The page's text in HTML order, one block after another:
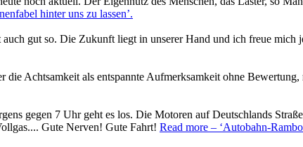
hinter uns zu lassen’.
gut so. Die Zukunft liegt in unserer Hand und ich freue mich
Achtsamkeit als entspannte Aufmerksamkeit ohne
gegen 7 Uhr geht es los. Die Motoren auf Deutschlands
Gute Nerven! Gute Fahrt! Read more – ‘Autobahn-